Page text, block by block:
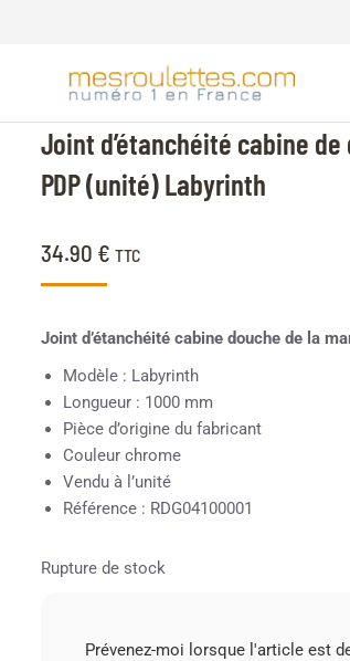
Joint d’étanchéité cabine de
PDP (unité) Labyrinth
34.90 € TTC
Joint d’étanchéité cabine douche de la
Modèle : Labyrinth
Longueur : 1000 mm
Pièce d’origine du fabricant
Couleur chrome
Vendu à l’unité
Référence : RDG04100001
Rupture de stock
Prévenez-moi lorsque l'article est